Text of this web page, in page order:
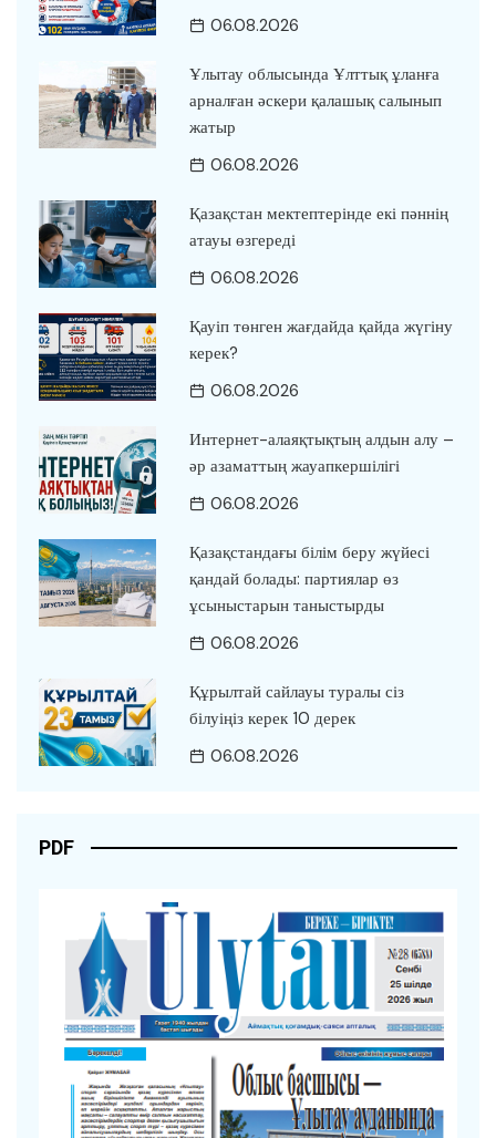
06.08.2026
Ұлытау облысында Ұлттық ұланға
арналған әскери қалашық салынып
жатыр
06.08.2026
Қазақстан мектептерінде екі пәннің
атауы өзгереді
06.08.2026
Қауіп төнген жағдайда қайда жүгіну
керек?
06.08.2026
Интернет-алаяқтықтың алдын алу –
әр азаматтың жауапкершілігі
06.08.2026
Қазақстандағы білім беру жүйесі
қандай болады: партиялар өз
ұсыныстарын таныстырды
06.08.2026
Құрылтай сайлауы туралы сіз
білуіңіз керек 10 дерек
06.08.2026
PDF